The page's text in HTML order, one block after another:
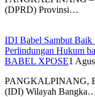
(DPRD) Provinsi…
IDI Babel Sambut Baik
Perlindungan Hukum
BABEL XPOSE1
PANGKALPINANG,
(IDI) Wilayah